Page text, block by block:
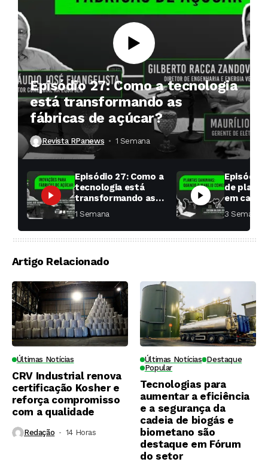
Episódio 27: Como a tecnologia
está transformando as
fábricas de açúcar?
Revista RPanews 1 Semana ⁮
Episódio 27: Como a
tecnologia está
transformando as
fábricas de açúcar?
1 Semana ⁮
Episódio
de
em cana:
começar
toda a
3 Semanas ⁮
Artigo Relacionado
Últimas Notícias
CRV Industrial renova
certificação Kosher e
reforça compromisso
com a qualidade
Redação 14 Horas ⁮
Últimas Notícias Destaque
Popular
Tecnologias para
aumentar a eficiência
e a segurança da
cadeia de biogás e
biometano são
destaque em Fórum
do setor